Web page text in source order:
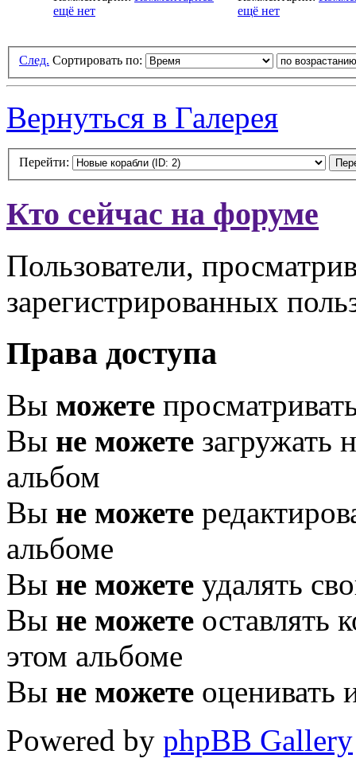
ещё нет
ещё нет
След. Сортировать по:
Вернуться в Галерея
Перейти:
Кто сейчас на форуме
Пользователи,
зарегистрированных
Права доступа
Вы можете
Вы не можете загружать
альбом
Вы не можете
альбоме
Вы не можете удалять
Вы не можете оставлять
этом альбоме
Вы не можете оценивать
Powered by phpBB Gallery